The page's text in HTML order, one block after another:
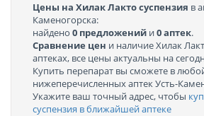
Цены на Хилак Лакто суспензия в
Каменогорска:
найдено 0 предложений и0 аптек.
Сравнение цен и наличие Хилак
аптеках, все цены актуальны на
Купить перепарат вы сможете в
нижеперечисленных аптек Усть-
Укажите ваш точный адрес, чтобы
суспензия в ближайшей аптеке